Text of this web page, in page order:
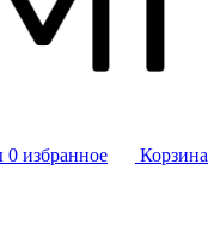
0 избранное
Корзина